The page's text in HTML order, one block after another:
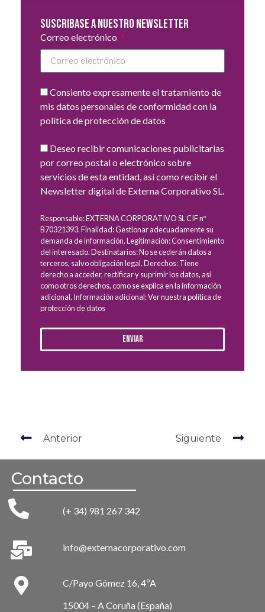
Suscribase a nuestro newsletter
Correo electrónico
Consiento expresamente el tratamiento de
mis datos personales de conformidad con la
política de protección de datos
Deseo recibir comunicaciones publicitarias
por correo postal o electrónico sobre
servicios de esta entidad, así como recibir el
Newsletter digital de Externa Corporativo SL.
Responsable: EXTERNA CORPORATIVO SL CIF nº
B70321393. Finalidad: Gestionar adecuadamente su
demanda de información. Legitimación: Consentimiento
del interesado. Destinatarios: No se cederán datos a
terceros, salvo obligación legal. Derechos: Tiene
derecho a acceder, rectificar y suprimir los datos, así
como otros derechos, como se explica en la información
adicional. Información adicional: Ver nuestra política de
protección de datos
Enviar
Anterior Siguiente
Contacto
(+ 34) 981 267 342
info@externacorporativo.com
C/Payo Gómez 16, 4ºA
15004 – A Coruña (España)